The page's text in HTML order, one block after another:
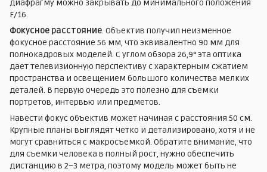
диафрагму можно закрывать до минимального положения
F/16.
Фокусное расстояние. Объектив получил неизменное
фокусное расстояние 56 мм, что эквивалентно 90 мм для
полнокадровых моделей. С углом обзора 26,9° эта оптика
дает телевизионную перспективу с характерным сжатием
пространства и освещением большого количества мелких
деталей. В первую очередь это полезно для съемки
портретов, интервью или предметов.
Навести фокус объектив может начиная с расстояния 50 см.
Крупные планы выглядят четко и детализировано, хотя и не
могут сравниться с макросъемкой. Обратите внимание, что
для съемки человека в полный рост, нужно обеспечить
дистанцию в 2–3 метра, поэтому модель может быть не